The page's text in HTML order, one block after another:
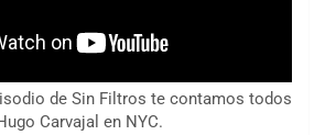
de Sin Filtros te contamos todos
Carvajal en NYC.